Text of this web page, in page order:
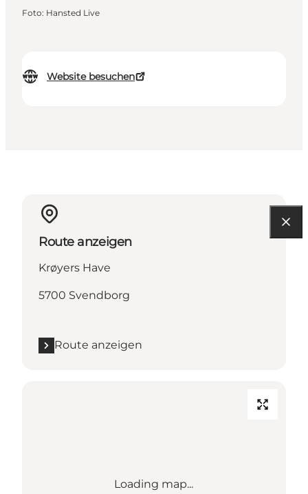
Website besuchen
Foto: Hansted Live
Route anzeigen
Krøyers Have
5700 Svendborg
Route anzeigen
Loading map...